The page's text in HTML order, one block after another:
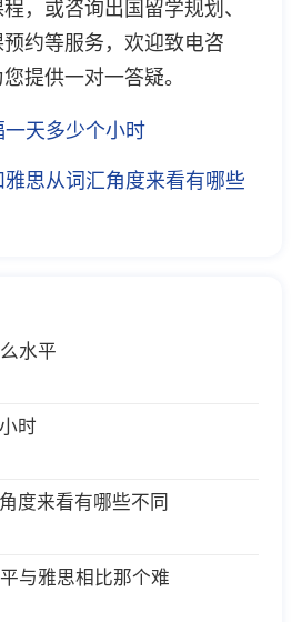
，或咨询出国留学规划、
约等服务，欢迎致电咨
提供一对一答疑。
天多少个小时
雅思从词汇角度来看有哪些
水平
时
度来看有哪些不同
与雅思相比那个难